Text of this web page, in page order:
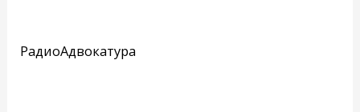
РадиоАдвокатура